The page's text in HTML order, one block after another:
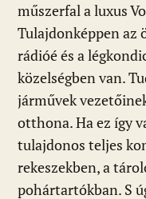
műszerfal a luxus
Tulajdonképpen az
rádióé és a
közelségben van.
járművek
otthona. Ha ez így
tulajdonos teljes
rekeszekben, a
pohártartókban. S